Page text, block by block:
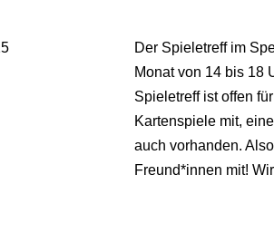
Der Spieletreff im
Monat von 14 bis 18
Spieletreff ist offen
Kartenspiele mit,
auch vorhanden.
Freund*innen mit!